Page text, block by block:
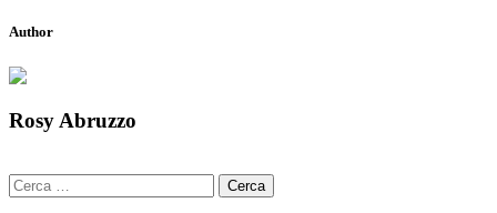
Author
Rosy Abruzzo
Ricerca
per: